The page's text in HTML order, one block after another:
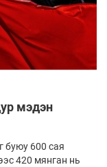
мэдэн
буюу 600 сая
420 мянган нь